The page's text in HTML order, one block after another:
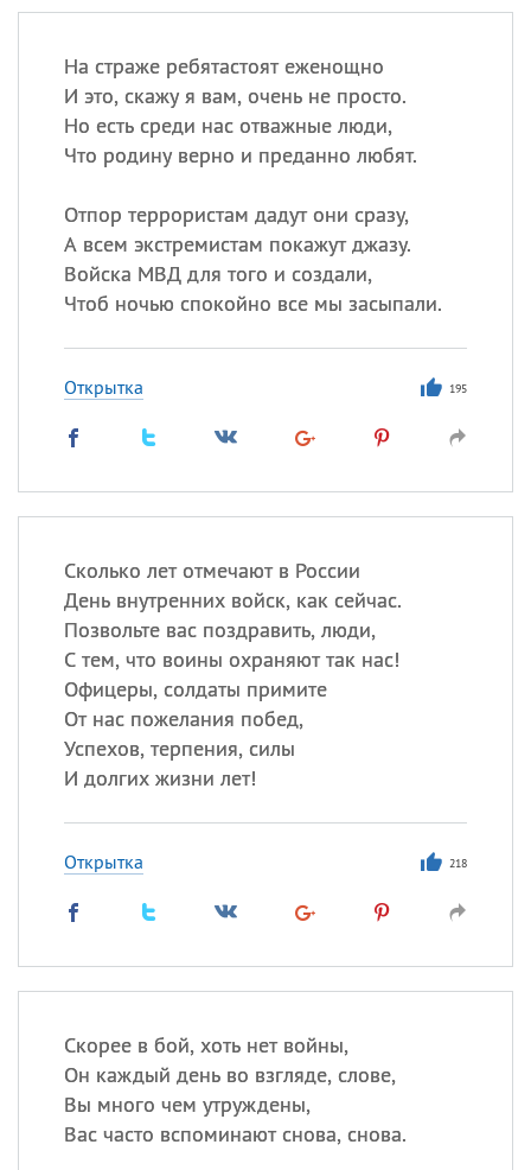
На страже ребятастоят еженощно
И это, скажу я вам, очень не просто.
Но есть среди нас отважные люди,
Что родину верно и преданно любят.
Отпор террористам дадут они сразу,
А всем экстремистам покажут джазу.
Войска МВД для того и создали,
Чтоб ночью спокойно все мы засыпали.
Открытка 195
Сколько лет отмечают в России
День внутренних войск, как сейчас.
Позвольте вас поздравить, люди,
С тем, что воины охраняют так нас!
Офицеры, солдаты примите
От нас пожелания побед,
Успехов, терпения, силы
И долгих жизни лет!
Открытка 218
Скорее в бой, хоть нет войны,
Он каждый день во взгляде, слове,
Вы много чем утруждены,
Вас часто вспоминают снова, снова.